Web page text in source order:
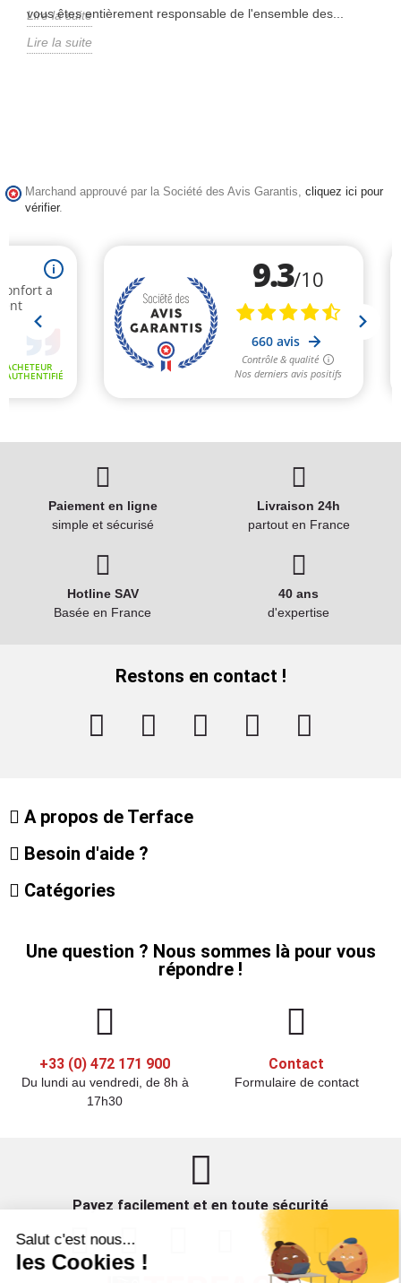
Lire la suite
vous êtes entièrement responsable de l'ensemble des...
Lire la suite
Marchand approuvé par la Société des Avis Garantis, cliquez ici pour
vérifier.
Paiement en ligne
simple et sécurisé
Livraison 24h
partout en France
Hotline SAV
Basée en France
40 ans
d'expertise
Restons en contact !
A propos de Terface
Besoin d'aide ?
Catégories
Une question ? Nous sommes là pour vous
répondre !
+33 (0) 472 171 900
Du lundi au vendredi, de 8h à
17h30
Contact
Formulaire de contact
Payez facilement et en toute sécurité